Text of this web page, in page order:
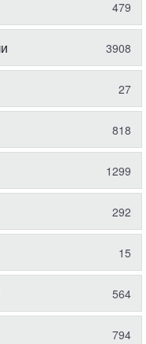
479
3908
27
818
1299
292
15
564
794